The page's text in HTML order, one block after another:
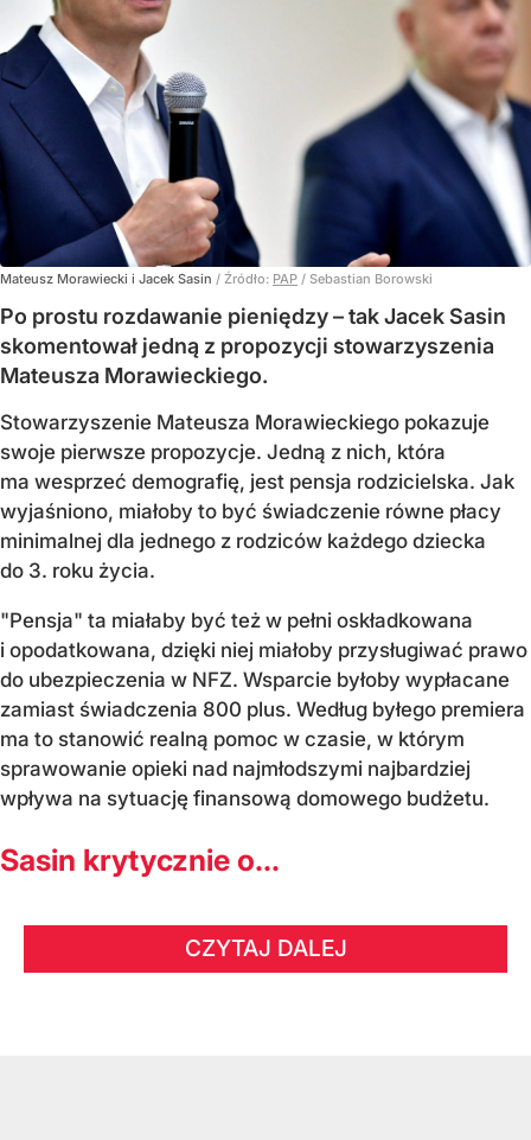
Mateusz Morawiecki i Jacek Sasin / Źródło: PAP / Sebastian Borowski
Po prostu rozdawanie pieniędzy – tak Jacek Sasin
skomentował jedną z propozycji stowarzyszenia
Mateusza Morawieckiego.
Stowarzyszenie Mateusza Morawieckiego pokazuje
swoje pierwsze propozycje. Jedną z nich, która
ma wesprzeć demografię, jest pensja rodzicielska. Jak
wyjaśniono, miałoby to być świadczenie równe płacy
minimalnej dla jednego z rodziców każdego dziecka
do 3. roku życia.
"Pensja" ta miałaby być też w pełni oskładkowana
i opodatkowana, dzięki niej miałoby przysługiwać prawo
do ubezpieczenia w NFZ. Wsparcie byłoby wypłacane
zamiast świadczenia 800 plus. Według byłego premiera
ma to stanowić realną pomoc w czasie, w którym
sprawowanie opieki nad najmłodszymi najbardziej
wpływa na sytuację finansową domowego budżetu.
Sasin krytycznie o...
CZYTAJ DALEJ